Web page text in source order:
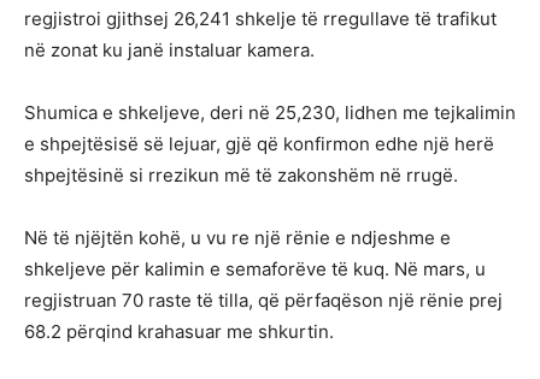
regjistroi gjithsej 26,241 shkelje të rregullave të trafikut
në zonat ku janë instaluar kamera.
Shumica e shkeljeve, deri në 25,230, lidhen me tejkalimin
e shpejtësisë së lejuar, gjë që konfirmon edhe një herë
shpejtësinë si rrezikun më të zakonshëm në rrugë.
Në të njëjtën kohë, u vu re një rënie e ndjeshme e
shkeljeve për kalimin e semaforëve të kuq. Në mars, u
regjistruan 70 raste të tilla, që përfaqëson një rënie prej
68.2 përqind krahasuar me shkurtin.